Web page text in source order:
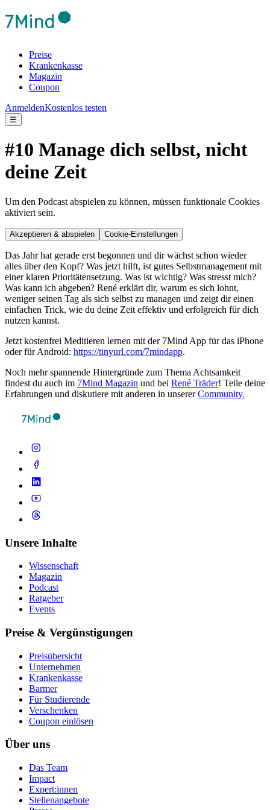
Preise
Krankenkasse
Magazin
Coupon
AnmeldenKostenlos testen
☰
#10 Manage dich selbst, nicht
deine Zeit
Um den Podcast abspielen zu können, müssen funktionale Cookies
aktiviert sein.
Akzeptieren & abspielen Cookie-Einstellungen
Das Jahr hat gerade erst begonnen und dir wächst schon wieder
alles über den Kopf? Was jetzt hilft, ist gutes Selbstmanagement mit
einer klaren Prioritätensetzung. Was ist wichtig? Was stresst mich?
Was kann ich abgeben? René erklärt dir, warum es sich lohnt,
weniger seinen Tag als sich selbst zu managen und zeigt dir einen
einfachen Trick, wie du deine Zeit effektiv und erfolgreich für dich
nutzen kannst.
Jetzt kostenfrei Meditieren lernen mit der 7Mind App für das iPhone
oder für Android: https://tinyurl.com/7mindapp.
Noch mehr spannende Hintergründe zum Thema Achtsamkeit
findest du auch im 7Mind Magazin und bei René Träder! Teile deine
Erfahrungen und diskutiere mit anderen in unsererCommunity.
Unsere Inhalte
Wissenschaft
Magazin
Podcast
Ratgeber
Events
Preise & Vergünstigungen
Preisübersicht
Unternehmen
Krankenkasse
Barmer
Für Studierende
Ver­schen­ken
Coupon einlösen
Über uns
Das Team
Impact
Expert:innen
Stellenangebote